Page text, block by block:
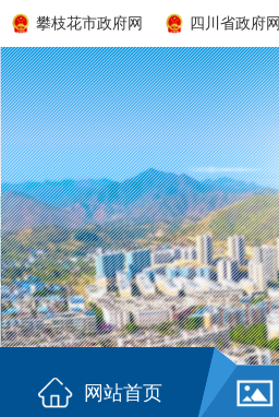
攀枝花市政府网 四川省政府网
网站首页